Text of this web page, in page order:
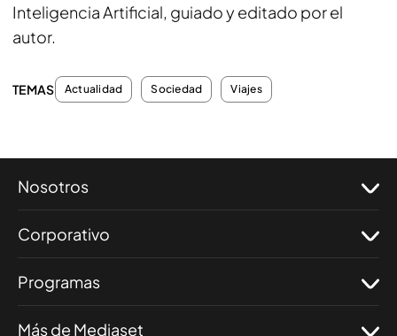
Inteligencia Artificial, guiado y editado por el
autor.
TEMAS Actualidad Sociedad Viajes
Nosotros
Corporativo
Programas
Más de Mediaset